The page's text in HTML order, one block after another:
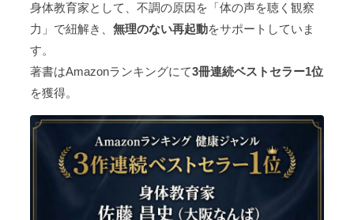
身体教育家として、不調の原因を「体の声を聴く観察
力」で紐解き、 無理のない再起動をサポートしていま
す。
著書はAmazonランキングにて3冊連続ベストセラー1位
を獲得。